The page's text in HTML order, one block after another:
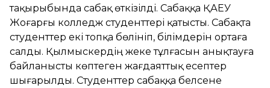
тақырыбында сабақ өткізілді. Сабаққа ҚАЕУ
Жоғарғы колледж студенттері қатысты. Сабақта
студенттер екі топқа бөлініп, білімдерін ортаға
салды. Қылмыскердің жеке тұлғасын анықтауға
байланысты көптеген жағдаяттық есептер
шығарылды. Студенттер сабаққа белсене